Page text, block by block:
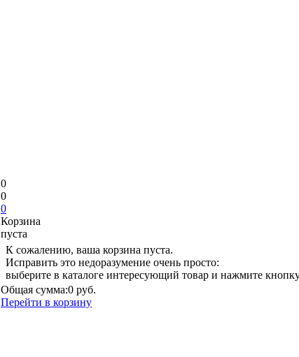
0
0
0
Корзина
пуста
К сожалению, ваша корзина пуста.
Исправить это недоразумение очень просто:
выберите в каталоге интересующий товар и нажмите
Общая сумма:0 руб.
Перейти в корзину